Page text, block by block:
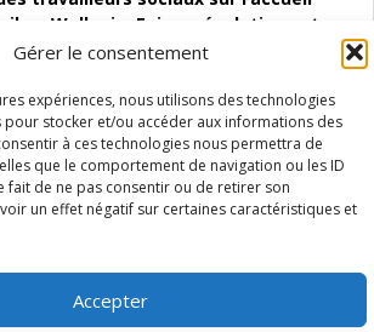
Gérer le consentement
expériences, nous utilisons des technologies
pour stocker et/ou accéder aux informations des
à ces technologies nous permettra de
que le comportement de navigation ou les ID
fait de ne pas consentir ou de retirer son
un effet négatif sur certaines caractéristiques et
Accepter
en Wallonie. Enjeux, évolutions et
des Structures
à l’autocréation d’emploi (SAACE)
infirmier :quels indicateurs